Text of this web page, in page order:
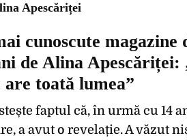
Apescăriței
cunoscute magazine
de Alina Apescăriței:
are toată lumea”
faptul că, în urmă cu 14
a avut o revelație. A văzut